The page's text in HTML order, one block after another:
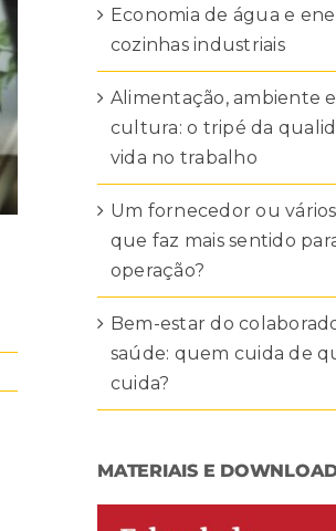
Economia de água e
cozinhas industriais
Alimentação, ambiente e
cultura: o tripé da
vida no trabalho
Um fornecedor ou
que faz mais sentido
operação?
Bem-estar do
saúde: quem cuida de
cuida?
MATERIAIS E